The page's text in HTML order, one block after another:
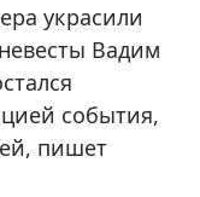
украсили
Вадим
события,
пишет